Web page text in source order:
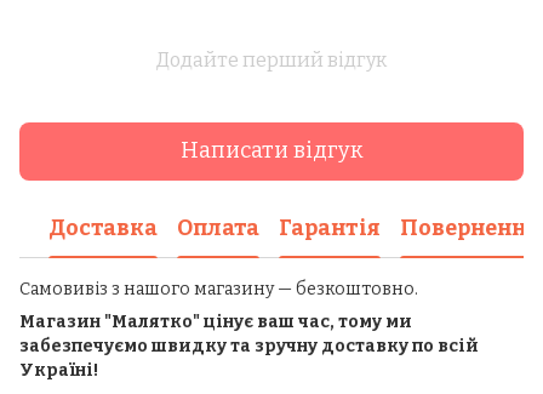
Додайте перший відгук
Написати відгук
Доставка Оплата Гарантія Повернення
Самовивіз з нашого магазину — безкоштовно.
Магазин "Малятко" цінує ваш час, тому ми
забезпечуємо швидку та зручну доставку по всій
Україні!